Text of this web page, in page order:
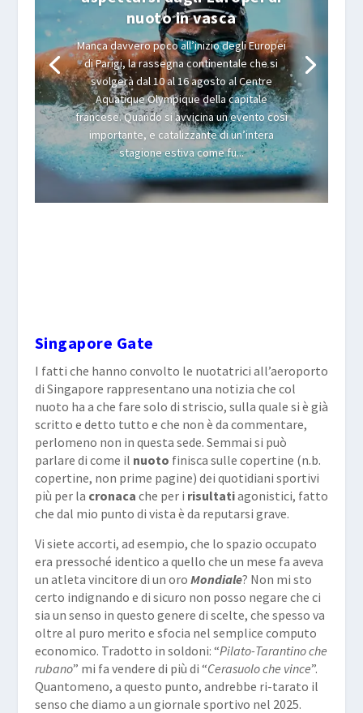
nuoto in vasca
Manca davvero poco all’inizio degli Europei
di Parigi, la rassegna continentale che si
svolgerà dal 10 al 16 agosto al Centre
Aquatique Olympique della capitale
francese. Quando si avvicina un evento così
importante, e catalizzante di un’intera
stagione estiva come fu...
Singapore Gate
I fatti che hanno convolto le nuotatrici all’aeroporto
di Singapore rappresentano una notizia che col
nuoto ha a che fare solo di striscio, sulla quale si è già
scritto e detto tutto e che non è da commentare,
perlomeno non in questa sede. Semmai si può
parlare di come il nuoto finisca sulle copertine (n.b.
copertine, non prime pagine) dei quotidiani sportivi
più per la cronaca che per i risultatiagonistici, fatto
che dal mio punto di vista è da reputarsi grave.
Vi siete accorti, ad esempio, che lo spazio occupato
era pressoché identico a quello che un mese fa aveva
un atleta vincitore di un oro Mondiale? Non mi sto
certo indignando e di sicuro non posso negare che ci
sia un senso in questo genere di scelte, che spesso va
oltre al puro merito e sfocia nel semplice computo
economico. Tradotto in soldoni: “Pilato-Tarantino che
rubano” mi fa vendere di più di “Cerasuolo che vince”.
Quantomeno, a questo punto, andrebbe ri-tarato il
senso che diamo a un giornale sportivo nel 2025.